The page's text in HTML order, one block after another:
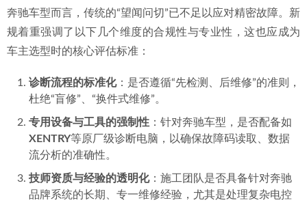
奔驰车型而言，传统的“望闻问切”已不足以应对精密故障。新
规着重强调了以下几个维度的合规性与专业性，这也应成为
车主选型时的核心评估标准：
诊断流程的标准化：是否遵循“先检测、后维修”的准则，
杜绝“盲修”、“换件式维修”。
专用设备与工具的强制性 ：针对奔驰车型，是否配备如
XENTRY等原厂级诊断电脑，以确保故障码读取、数据
流分析的准确性。
技师资质与经验的透明化：施工团队是否具备针对奔驰
品牌系统的长期、专一维修经验，尤其是处理复杂电控